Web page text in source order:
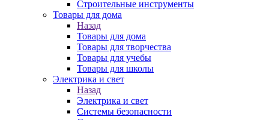
Строительные инструменты
Товары для дома
Назад
Товары для дома
Товары для творчества
Товары для учебы
Товары для школы
Электрика и свет
Назад
Электрика и свет
Системы безопасности